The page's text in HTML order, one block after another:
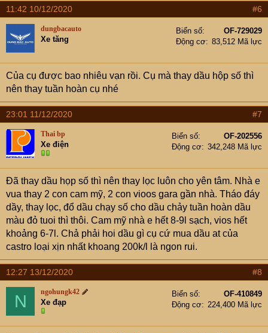
11:42 10/12/2020 #6
dungbacauto
Xe tăng
Biển số
OF-729029
Động cơ
83,512 Mã lực
Của cụ được bao nhiêu vạn rồi. Cụ mà thay dầu hộp số thì
nên thay tuần hoàn cụ nhé
23:01 11/12/2020 #7
Thai bp
Xe điện
Biển số
OF-202556
Động cơ
342,248 Mã lực
Đã thay dầu họp số thì nên thay lọc luôn cho yên tâm. Nhà e
vua thay 2 con cam mỹ, 2 con vioos gara gần nhà. Tháo đáy
dầy, thay lọc, đổ dầu chạy số cho dầu chảy tuần hoàn dầu
màu đỏ tuoi thì thôi. Cam mỹ nhà e hết 8-9l sạch, vios hết
khoảng 6-7l. Chả phải hoi dầu gì cụ cứ mua dầu at của
castro loại xịn nhất khoang 200k/l là ngon rui.
12:27 13/12/2020 #8
N ngohungk42
Xe đạp
Biển số
OF-410849
Động cơ
224,400 Mã lực